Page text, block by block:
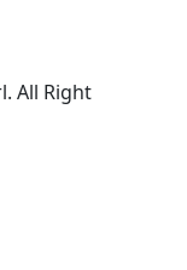
All Right